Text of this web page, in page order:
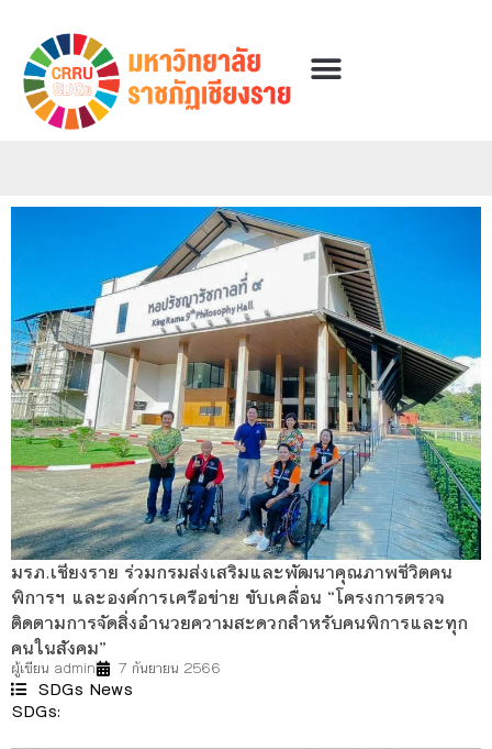
มรภ.เชียงราย ร่วมกรมส่งเสริมและพัฒนาคุณภาพชีวิตคน
พิการฯ และองค์การเครือข่าย ขับเคลื่อน “โครงการตรวจ
ติดตามการจัดสิ่งอำนวยความสะดวกสำหรับคนพิการและทุก
คนในสังคม”
ผู้เขียน admin 7 กันยายน 2566
SDGs News
SDGs: